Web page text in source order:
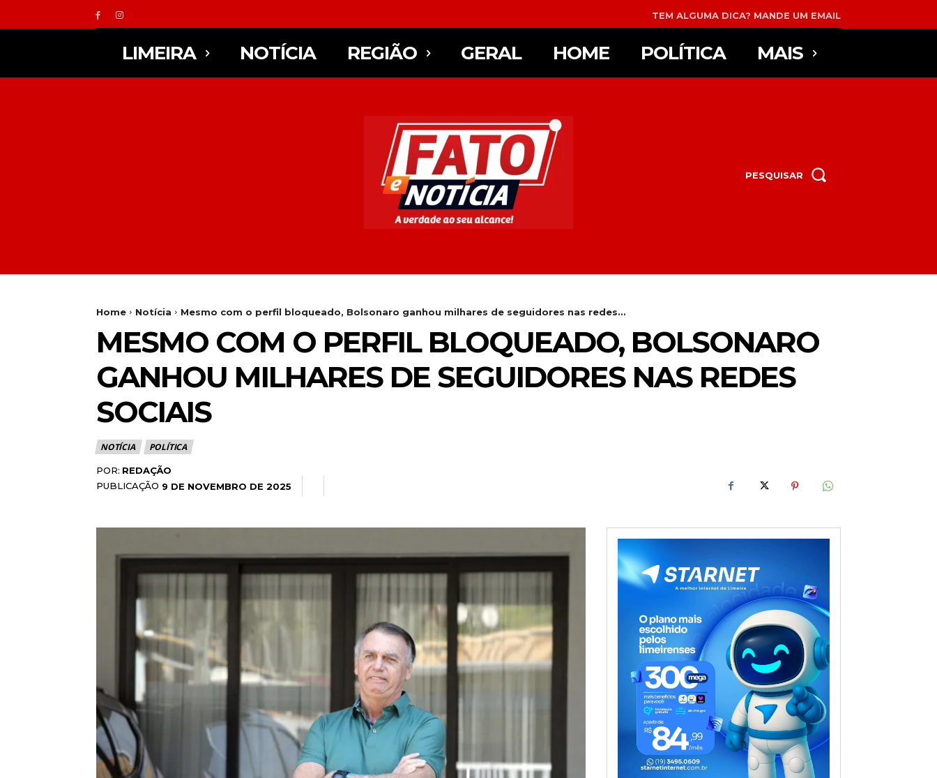
TEM ALGUMA DICA? MANDE UM EMAIL
LIMEIRA NOTÍCIA REGIÃO GERAL HOME POLÍTICA MAIS
PESQUISAR
Home Notícia Mesmo com o perfil bloqueado, Bolsonaro ganhou milhares de seguidores nas redes...
MESMO COM O PERFIL BLOQUEADO, BOLSONARO
GANHOU MILHARES DE SEGUIDORES NAS REDES
SOCIAIS
NOTÍCIA POLÍTICA
POR: REDAÇÃO
PUBLICAÇÃO 9 DE NOVEMBRO DE 2025